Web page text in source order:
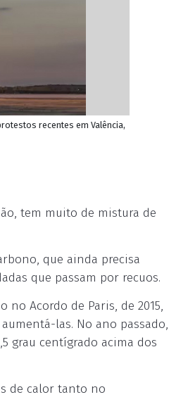
recentes em Valência,
tem muito de mistura de
que ainda precisa
que passam por recuos.
no Acordo de Paris, de 2015,
las. No ano passado,
grau centígrado acima dos
de calor tanto no